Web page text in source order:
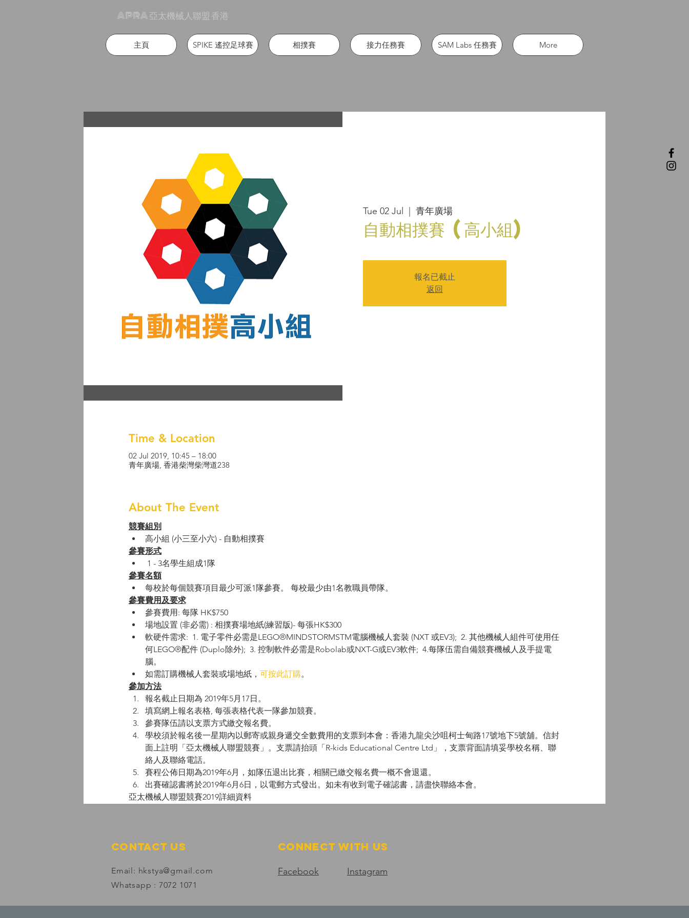
APRA 亞太機械人聯盟 香港
主頁 SPIKE 遙控足球賽 相撲賽 接力任務賽 SAM Labs 任務賽 More
Tue 02 Jul 青年廣場
自動相撲賽 (高小組)
報名已截止
返回
Time & Location
02 Jul 2019, 10:45 – 18:00
青年廣場, 香港柴灣柴灣道238
About The Event
競賽組別
高小組 (小三至小六) - 自動相撲賽
參賽形式
1 - 3名學生組成1隊
參賽名額
每校於每個競賽項目最少可派1隊參賽。 每校最少由1名教職員帶隊。
參賽費用及要求
參賽費用: 每隊 HK$750
場地設置 (非必需) : 相撲賽場地紙(練習版)- 每張HK$300
軟硬件需求:  1. 電子零件必需是LEGO®MINDSTORMSTM電腦機械人套裝 (NXT 或EV3);  2. 其他機械人組件可使用任
何LEGO®配件 (Duplo除外);  3. 控制軟件必需是Robolab或NXT-G或EV3軟件;  4.每隊伍需自備競賽機械人及手提電
腦。
如需訂購機械人套裝或場地紙， 可按此訂購。
參加方法
報名截止日期為 2019年5月17日。
填寫網上報名表格, 每張表格代表一隊參加競賽。
參賽隊伍請以支票方式繳交報名費。
學校須於報名後一星期內以郵寄或親身遞交全數費用的支票到本會：香港九龍尖沙咀柯士甸路17號地下5號舖。信封
面上註明「亞太機械人聯盟競賽」。支票請抬頭「R-kids Educational Centre Ltd」，支票背面請填妥學校名稱、聯
絡人及聯絡電話。
賽程公佈日期為2019年6月，如隊伍退出比賽，相關已繳交報名費一概不會退還。
出賽確認書將於2019年6月6日，以電郵方式發出。如未有收到電子確認書，請盡快聯絡本會。
亞太機械人聯盟競賽2019詳細資料
Contact Us Connect with us
Email: hkstya@gmail.com
Whatsapp : 7072 1071
Facebook Instagram